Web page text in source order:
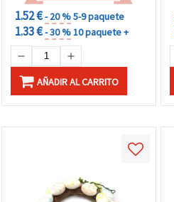
1.52 €- 20 %5-9 paquete
1.33 €- 30 %10 paquete +
AÑADIR AL CARRITO